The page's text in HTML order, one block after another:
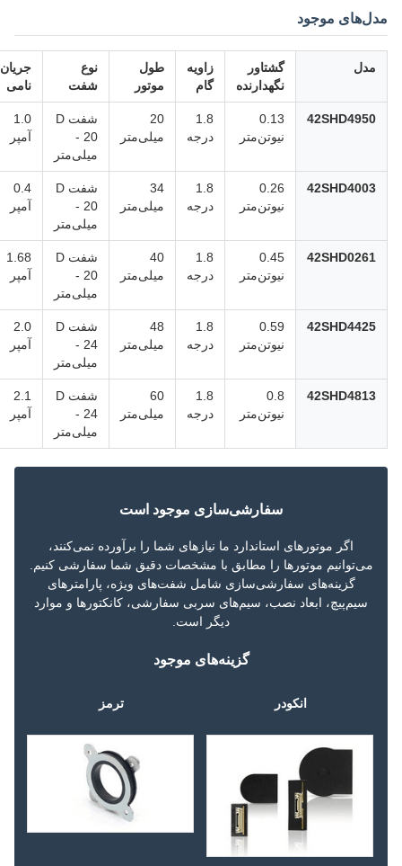
مدل‌های موجود
مدل
گشتاور
نگهدارنده
زاویه
گام
طول
موتور
نوع
شفت
جریان
نامی
42SHD4950
0.13
نیوتن‌متر
1.8
درجه
20
میلی‌متر
شفت D
- 20
میلی‌متر
1.0
آمپر
42SHD4003
0.26
نیوتن‌متر
1.8
درجه
34
میلی‌متر
شفت D
- 20
میلی‌متر
0.4
آمپر
42SHD0261
0.45
نیوتن‌متر
1.8
درجه
40
میلی‌متر
شفت D
- 20
میلی‌متر
1.68
آمپر
42SHD4425
0.59
نیوتن‌متر
1.8
درجه
48
میلی‌متر
شفت D
- 24
میلی‌متر
2.0
آمپر
42SHD4813
0.8
نیوتن‌متر
1.8
درجه
60
میلی‌متر
شفت D
- 24
میلی‌متر
2.1
آمپر
سفارشی‌سازی موجود است
اگر موتورهای استاندارد ما نیازهای شما را برآورده نمی‌کنند،
می‌توانیم موتورها را مطابق با مشخصات دقیق شما سفارشی کنیم.
گزینه‌های سفارشی‌سازی شامل شفت‌های ویژه، پارامترهای
سیم‌پیچ، ابعاد نصب، سیم‌های سربی سفارشی، کانکتورها و موارد
دیگر است.
گزینه‌های موجود
انکودر ترمز